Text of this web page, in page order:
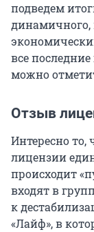
подведем
все
можно
Отзыв
Интересно
лицензии
происходит
входят в
к
«Лайф», в